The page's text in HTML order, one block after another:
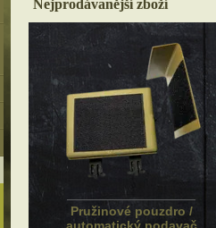
Nejprodávanější zboží
Pružinové pouzdro /